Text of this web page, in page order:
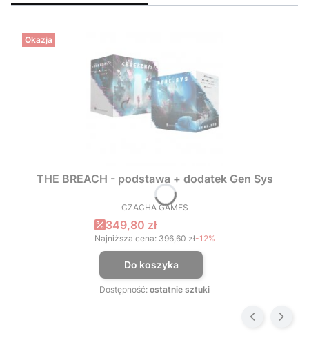
Okazja
THE BREACH - podstawa + dodatek Gen Sys
PRODUCENT
CZACHA GAMES
Cena promocyjna
349,80 zł
Najniższa cena: 396,60 zł-12%
Do koszyka
Dostępność: ostatnie sztuki